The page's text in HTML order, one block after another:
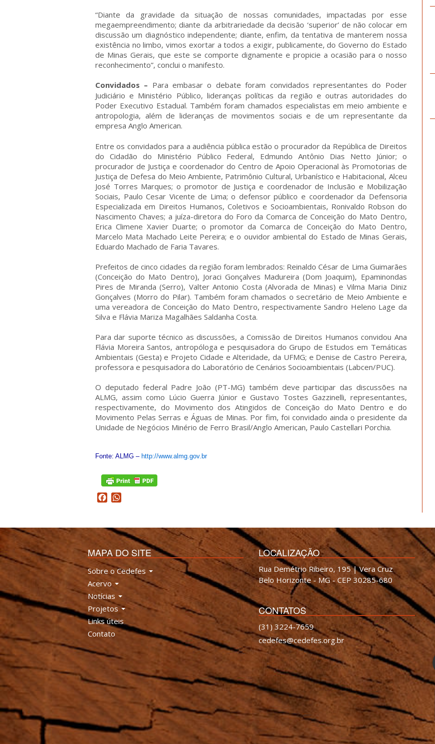
“Diante da gravidade da situação de nossas comunidades, impactadas por esse
megaempreendimento; diante da arbitrariedade da decisão ‘superior’ de não colocar em
discussão um diagnóstico independente; diante, enfim, da tentativa de manterem nossa
existência no limbo, vimos exortar a todos a exigir, publicamente, do Governo do Estado
de Minas Gerais, que este se comporte dignamente e propicie a ocasião para o nosso
reconhecimento”, conclui o manifesto.
Convidados – Para embasar o debate foram convidados representantes do Poder
Judiciário e Ministério Público, lideranças políticas da região e outras autoridades do
Poder Executivo Estadual. Também foram chamados especialistas em meio ambiente e
antropologia, além de lideranças de movimentos sociais e de um representante da
empresa Anglo American.
Entre os convidados para a audiência pública estão o procurador da República de Direitos
do Cidadão do Ministério Público Federal, Edmundo Antônio Dias Netto Júnior; o
procurador de Justiça e coordenador do Centro de Apoio Operacional às Promotorias de
Justiça de Defesa do Meio Ambiente, Patrimônio Cultural, Urbanístico e Habitacional, Alceu
José Torres Marques; o promotor de Justiça e coordenador de Inclusão e Mobilização
Sociais, Paulo Cesar Vicente de Lima; o defensor público e coordenador da Defensoria
Especializada em Direitos Humanos, Coletivos e Socioambientais, Ronivaldo Robson do
Nascimento Chaves; a juíza-diretora do Foro da Comarca de Conceição do Mato Dentro,
Erica Climene Xavier Duarte; o promotor da Comarca de Conceição do Mato Dentro,
Marcelo Mata Machado Leite Pereira; e o ouvidor ambiental do Estado de Minas Gerais,
Eduardo Machado de Faria Tavares.
Prefeitos de cinco cidades da região foram lembrados: Reinaldo César de Lima Guimarães
(Conceição do Mato Dentro), Joraci Gonçalves Madureira (Dom Joaquim), Epaminondas
Pires de Miranda (Serro), Valter Antonio Costa (Alvorada de Minas) e Vilma Maria Diniz
Gonçalves (Morro do Pilar). Também foram chamados o secretário de Meio Ambiente e
uma vereadora de Conceição do Mato Dentro, respectivamente Sandro Heleno Lage da
Silva e Flávia Mariza Magalhães Saldanha Costa.
Para dar suporte técnico as discussões, a Comissão de Direitos Humanos convidou Ana
Flávia Moreira Santos, antropóloga e pesquisadora do Grupo de Estudos em Temáticas
Ambientais (Gesta) e Projeto Cidade e Alteridade, da UFMG; e Denise de Castro Pereira,
professora e pesquisadora do Laboratório de Cenários Socioambientais (Labcen/PUC).
O deputado federal Padre João (PT-MG) também deve participar das discussões na
ALMG, assim como Lúcio Guerra Júnior e Gustavo Tostes Gazzinelli, representantes,
respectivamente, do Movimento dos Atingidos de Conceição do Mato Dentro e do
Movimento Pelas Serras e Águas de Minas. Por fim, foi convidado ainda o presidente da
Unidade de Negócios Minério de Ferro Brasil/Anglo American, Paulo Castellari Porchia.
Fonte: ALMG – http://www.almg.gov.br
Facebook
MAPA DO SITE
Sobre o Cedefes
Acervo
Notícias
Projetos
Links úteis
Contato
LOCALIZAÇÃO
Rua Demétrio Ribeiro, 195 | Vera Cruz
Belo Horizonte - MG - CEP 30285-680
CONTATOS
(31) 3224-7659
cedefes@cedefes.org.br